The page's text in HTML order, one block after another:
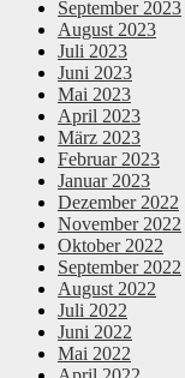
September 2023
August 2023
Juli 2023
Juni 2023
Mai 2023
April 2023
März 2023
Februar 2023
Januar 2023
Dezember 2022
November 2022
Oktober 2022
September 2022
August 2022
Juli 2022
Juni 2022
Mai 2022